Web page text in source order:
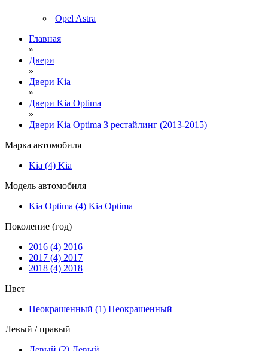
Opel Astra
Главная
»
Двери
»
Двери Kia
»
Двери Kia Optima
»
Двери Kia Optima 3 рестайлинг (2013-2015)
Марка автомобиля
Kia (4) Kia
Модель автомобиля
Kia Optima (4) Kia Optima
Поколение (год)
2016 (4) 2016
2017 (4) 2017
2018 (4) 2018
Цвет
Неокрашенный (1) Неокрашенный
Левый / правый